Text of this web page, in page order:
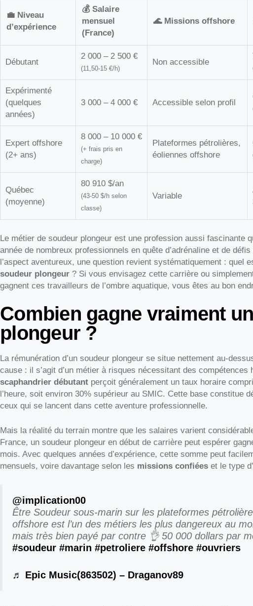
💼 Niveau
d’expérience
💰 Salaire
mensuel
(France)
🌊 Missions offshore
Débutant
2 000 – 2 500 €
(11,50-15 €/h)
Non accessible
Expérimenté
(quelques
années)
3 000 – 4 000 € Accessible selon profil
Expert offshore
(2+ ans)
8 000 – 10 000 €
(+ frais pris en
charge)
Plateformes pétrolières,
éoliennes offshore
Québec
(moyenne)
80 910 $/an
(43-50 $/h selon
classe)
Variable
Le métier de soudeur plongeur est une profession aussi fascinante
année de nombreux professionnels en quête d’adrénaline et de
l’aspect aventureux, une question revient systématiquement : quel
soudeur plongeur ? Si vous envisagez cette carrière ou
gagnent ces travailleurs de l’ombre aquatique, vous êtes au bon
Combien gagne vraiment
plongeur ?
La rémunération d’un soudeur plongeur se situe nettement au-
cause : il s’agit d’un métier à risques nécessitant des
scaphandrier débutant perçoit généralement un taux horaire
l’heure, soit environ 30% supérieur au SMIC. Cette base constitue
ceux qui se lancent dans cette aventure professionnelle.
Mais la réalité du terrain montre que les salaires varient
France, un soudeur plongeur en début de carrière peut espérer
mois. Avec quelques années d’expérience, cette somme peut
mensuels, voire davantage selon les missions confiées et le type
@implication00
Être Soudeur sous-marin sur les plateformes pétrolière
offshore est l’un des métiers les plus dangereux au
mais très bien payé par contre 👌 50 000 dollars par
#soudeur #marin #petroliere #offshore #ouvriers
♬ Epic Music(863502) – Draganov89